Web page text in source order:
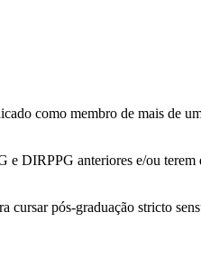
como membro de mais de
DIRPPG anteriores e/ou
pós-graduação stricto